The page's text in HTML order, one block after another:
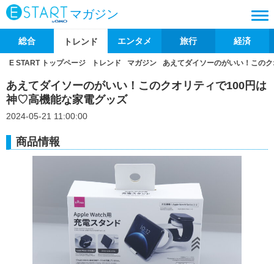
マガジン
総合 トレンド エンタメ 旅行 経済
E START トップページ トレンド マガジン あえてダイソーのがいい！この
あえてダイソーのがいい！このクオリティで100円は
神♡高機能な家電グッズ
2024-05-21 11:00:00
商品情報